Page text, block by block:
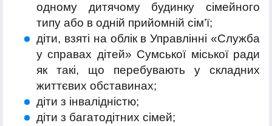
одному дитячому будинку сімейного
типу або в одній прийомній сім’ї;
діти, взяті на облік в Управлінні «Служба
у справах дітей» Сумської міської ради
як такі, що перебувають у складних
життєвих обставинах;
діти з інвалідністю;
діти з багатодітних сімей;